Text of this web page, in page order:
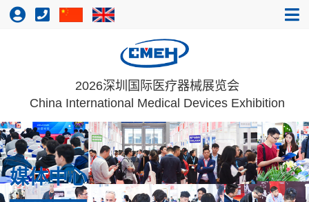
2026深圳国际医疗器械展览会
China International Medical Devices Exhibition
媒体中心